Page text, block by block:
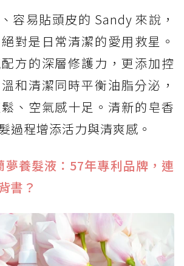
容易貼頭皮的 Sandy 來說，
絕對是日常清潔的愛用救星。
方的深層修護力，更添加控
和清潔同時平衡油脂分泌，
、空氣感十足。清新的皂香
過程增添活力與清爽感。
夢養髮液：57年專利品牌，連
書？